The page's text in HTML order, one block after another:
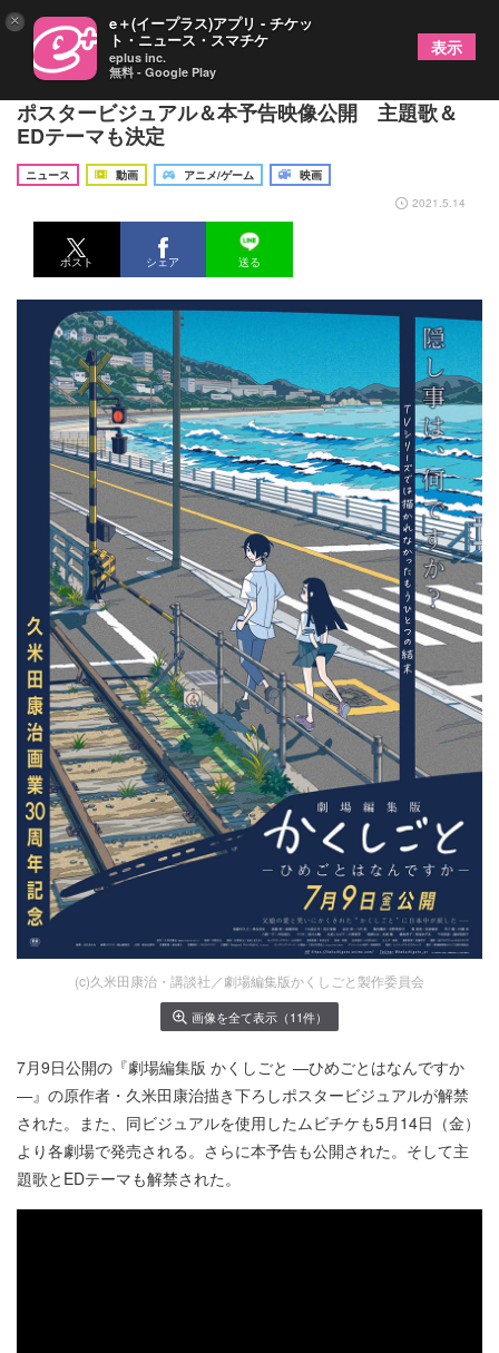
『劇場編集版 かくしごと』久米田康治描きおろし
ポスタービジュアル＆本予告映像公開 主題歌＆
EDテーマも決定
ニュース 動画 アニメ/ゲーム
映画
2021.5.14
ポスト シェア 送る
(c)久米田康治・講談社／劇場編集版かくしごと製作委員会
画像を全て表示（11件）
7月9日公開の『劇場編集版 かくしごと ―ひめごとはなんですか
―』の原作者・久米田康治描き下ろしポスタービジュアルが解禁
された。また、同ビジュアルを使用したムビチケも5月14日（金）
より各劇場で発売される。さらに本予告も公開された。そして主
題歌とEDテーマも解禁された。
× e＋(イープラス)アプリ - チケッ
ト・ニュース・スマチケ
eplus inc.
無料 - Google Play
表示